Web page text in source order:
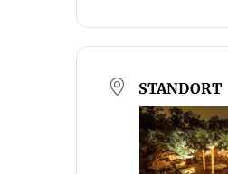
STANDORT